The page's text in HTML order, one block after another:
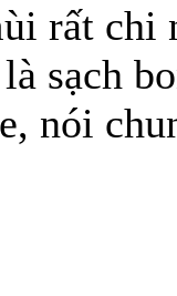
rất
sạch
nói